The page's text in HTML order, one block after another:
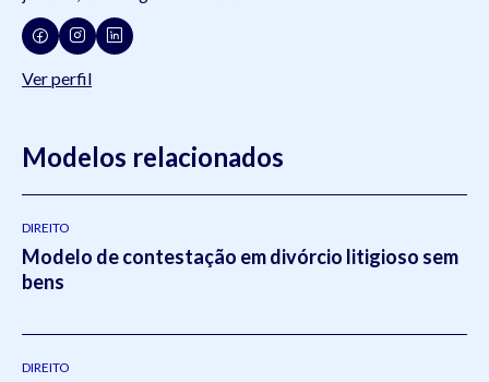
Ver perfil
Modelos relacionados
DIREITO
Modelo de contestação em divórcio litigioso sem
bens
DIREITO